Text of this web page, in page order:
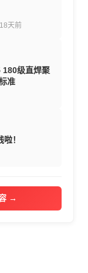
天前
级直焊聚
准
！
→